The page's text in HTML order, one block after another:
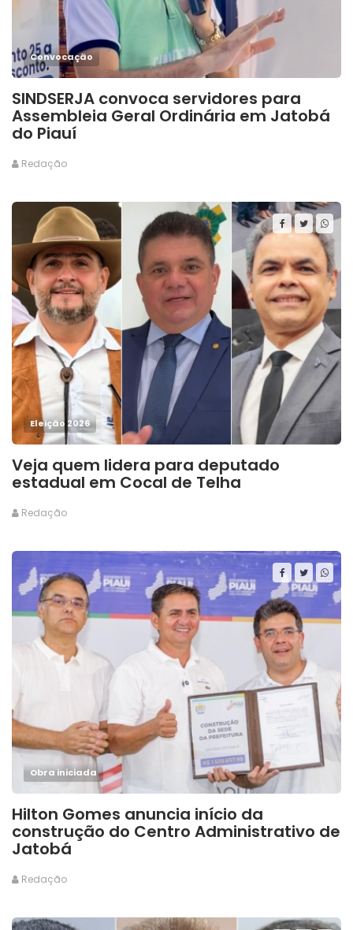
Convocação
SINDSERJA convoca servidores para
Assembleia Geral Ordinária em Jatobá
do Piauí
Redação
Eleição 2026
Veja quem lidera para deputado
estadual em Cocal de Telha
Redação
Obra iniciada
Hilton Gomes anuncia início da
construção do Centro Administrativo de
Jatobá
Redação